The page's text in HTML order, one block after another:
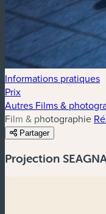
Informations pratiques
Prix
Autres Films &
Film & photographie
Partager
Projection